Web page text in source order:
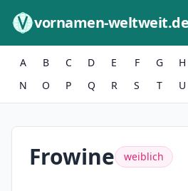
vornamen-weltweit.de
A B C D E F G H
N
O P Q R S T U
Frowine weiblich